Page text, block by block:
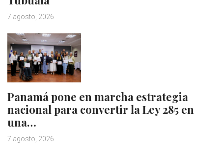
7 agosto, 2026
Panamá pone en marcha estrategia
nacional para convertir la Ley 285 en
una…
7 agosto, 2026